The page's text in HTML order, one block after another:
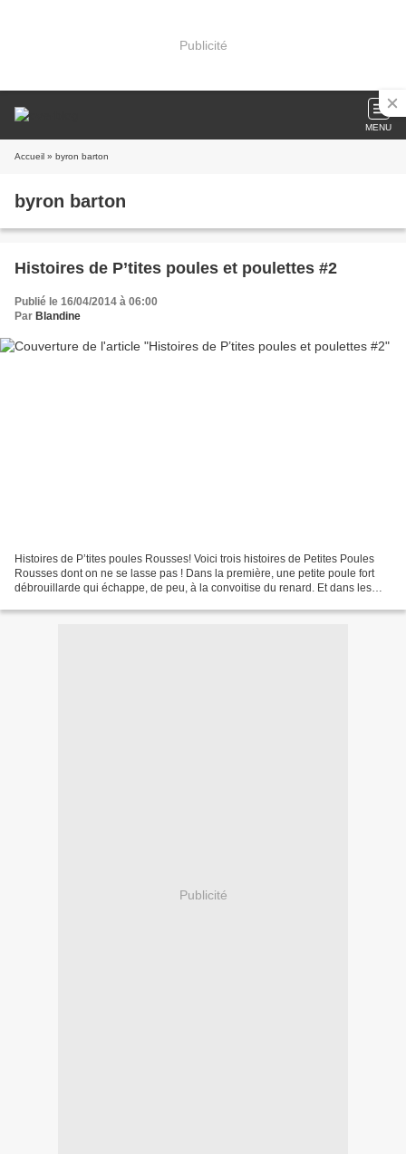
Publicité
MENU
Accueil » byron barton
byron barton
Histoires de P’tites poules et poulettes #2
Publié le 16/04/2014 à 06:00
Par Blandine
Histoires de P’tites poules Rousses! Voici trois histoires de Petites Poules
Rousses dont on ne se lasse pas ! Dans la première, une petite poule fort
débrouillarde qui échappe, de peu, à la convoitise du renard. Et dans les
Publicité